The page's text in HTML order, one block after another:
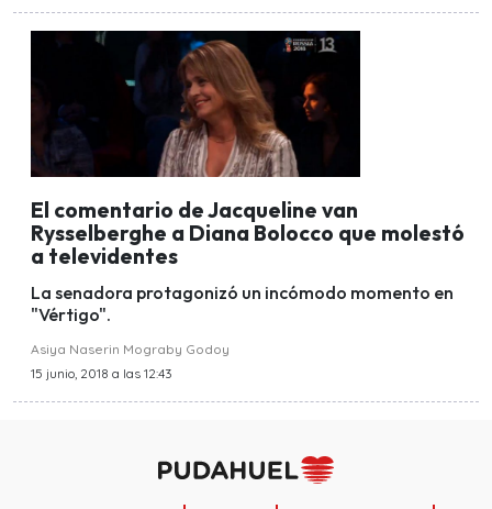
El comentario de Jacqueline van
Rysselberghe a Diana Bolocco que molestó
a televidentes
La senadora protagonizó un incómodo momento en
"Vértigo".
Asiya Naserin Mograby Godoy
15 junio, 2018 a las 12:43